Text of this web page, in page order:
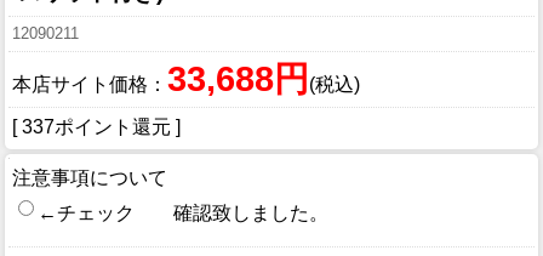
12090211
本店サイト価格： 33,688円 (税込)
[ 337ポイント還元 ]
注意事項について
←チェック 確認致しました。